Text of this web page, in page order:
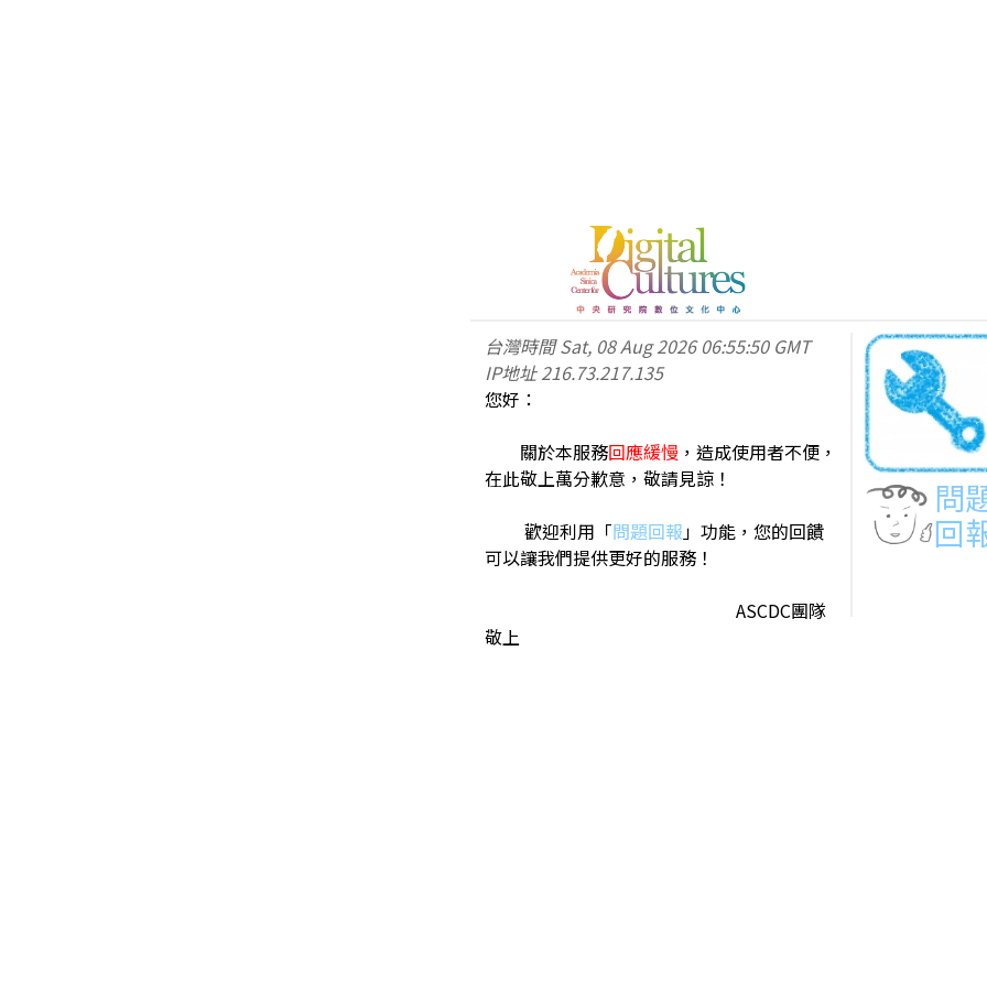
台灣時間Sat, 08 Aug 2026 06:55:50 GMT
IP地址216.73.217.135
您好：
關於本服務回應緩慢 ，造成使用者不便，
在此敬上萬分歉意，敬請見諒！
歡迎利用「問題回報」功能，您的回饋
可以讓我們提供更好的服務！
ASCDC團隊
敬上
問
回